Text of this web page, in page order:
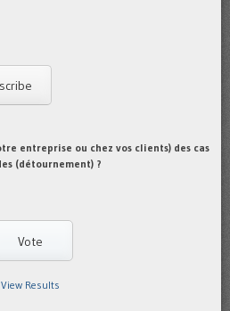
entreprise ou chez vos clients) des cas
(détournement) ?
View Results